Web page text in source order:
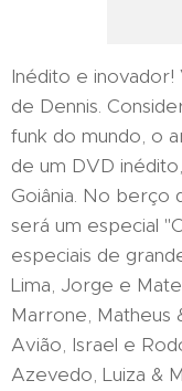
Inédito e
de Dennis.
funk do mundo, o
de um DVD
Goiânia. No berço
será um especial
especiais de
Lima, Jorge e
Marrone, Matheus
Avião, Israel e
Azevedo, Luiza &